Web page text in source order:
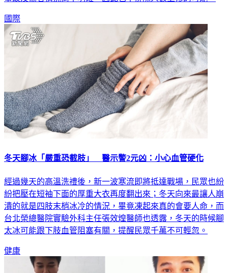
國際
冬天腳冰「嚴重恐截肢」 醫示警2元凶：小心血管硬化
經過幾天的高溫洗禮後，新一波寒流即將抵達戰場，民眾也紛
紛把壓在短袖下面的厚重大衣再度翻出來；冬天向來最讓人崩
潰的就是四肢末梢冰冷的情況，畢竟凍起來真的會要人命，而
台北榮總醫院實驗外科主任張效煌醫師也透露，冬天的時候腳
太冰可能跟下肢血管阻塞有關，提醒民眾千萬不可輕忽。
健康